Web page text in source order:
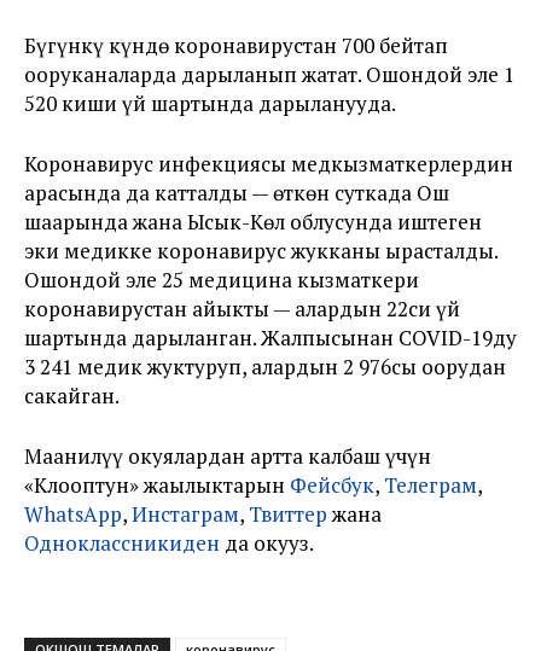
Бүгүнкү күндө коронавирустан 700 бейтап
ооруканаларда дарыланып жатат. Ошондой эле 1
520 киши үй шартында дарыланууда.
Коронавирус инфекциясы медкызматкерлердин
арасында да катталды — өткөн суткада Ош
шаарында жана Ысык-Көл облусунда иштеген
эки медикке коронавирус жукканы ырасталды.
Ошондой эле 25 медицина кызматкери
коронавирустан айыкты — алардын 22си үй
шартында дарыланган. Жалпысынан COVID-19ду
3 241 медик жуктуруп, алардын 2 976сы оорудан
сакайган.
Маанилүү окуялардан артта калбаш үчүн
«Клооптун» жаңылыктарын Фейсбук, Телеграм,
WhatsApp,Инстаграм, Твиттержана
Одноклассникиден да окуңуз.